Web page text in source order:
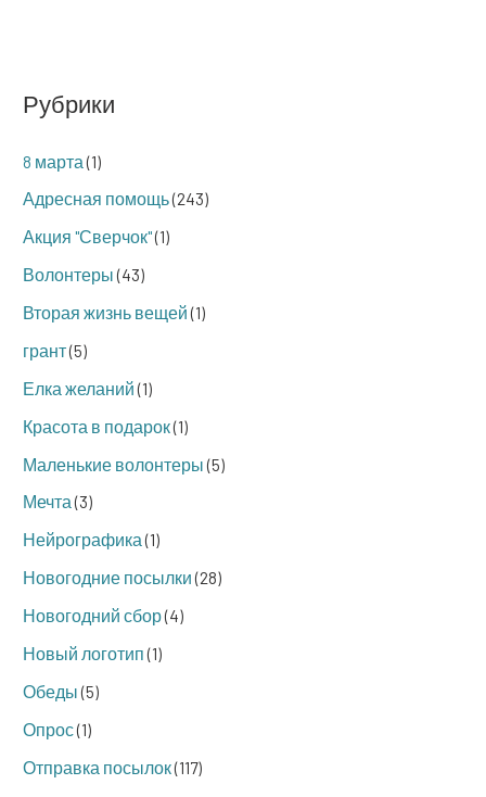
Рубрики
8 марта(1)
Адресная помощь(243)
Акция "Сверчок"(1)
Волонтеры(43)
Вторая жизнь вещей(1)
грант(5)
Елка желаний(1)
Красота в подарок(1)
Маленькие волонтеры(5)
Мечта(3)
Нейрографика(1)
Новогодние посылки(28)
Новогодний сбор(4)
Новый логотип(1)
Обеды(5)
Опрос(1)
Отправка посылок(117)